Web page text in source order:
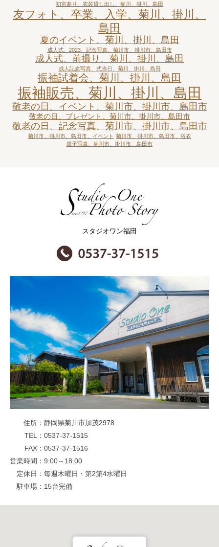
初宮参り、衣装貸し出し、菊川、掛川、島田
友フォト、卒業、入学、菊川、掛川、
島田
夏のイベント、菊川、掛川、島田
成人式、2023、記念写真、菊川市、掛川市、島田市
成人式、前撮り、菊川、掛川、島田
成人記念写真、式当日、菊川、掛川、島田
振袖試着会、菊川、掛川、島田
振袖販売、菊川、掛川、島田
敬老の日、イベント、菊川市、掛川市、島田市
敬老の日、プレゼント、菊川市、掛川市、島田市
敬老の日、記念写真、菊川市、掛川市、島田市
菊川市、掛川市、島田市、イベント 菊川市、掛川市、島田市、浴衣
親子写真、菊川市、掛川市、島田市
スタジオワン福田
住所
静岡県菊川市加茂2978
TEL
0537-37-1515
FAX
0537-37-1516
営業時間
9:00～18:00
定休日
毎週木曜日・第2第4水曜日
駐車場
15台完備